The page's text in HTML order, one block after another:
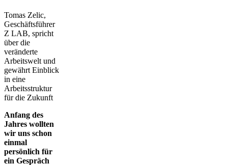
Tomas Zelic,
Geschäftsführer
Z LAB, spricht
über die
veränderte
Arbeitswelt und
gewährt Einblick
in eine
Arbeitsstruktur
für die Zukunft
Anfang des
Jahres wollten
wir uns schon
einmal
persönlich für
ein Gespräch